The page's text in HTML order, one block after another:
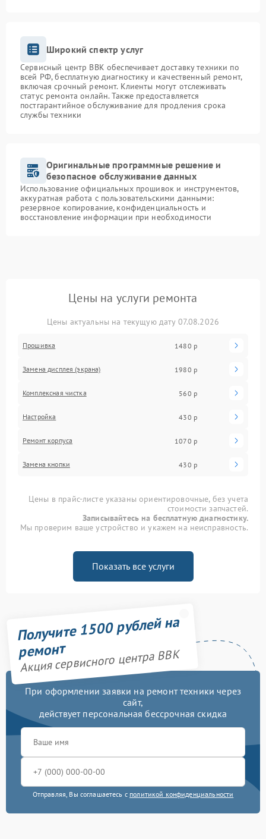
Широкий спектр услуг
Сервисный центр BBK обеспечивает доставку техники по
всей РФ, бесплатную диагностику и качественный ремонт,
включая срочный ремонт. Клиенты могут отслеживать
статус ремонта онлайн. Также предоставляется
постгарантийное обслуживание для продления срока
службы техники
Оригинальные программные решение и
безопасное обслуживание данных
Использование официальных прошивок и инструментов,
аккуратная работа с пользовательскими данными:
резервное копирование, конфиденциальность и
восстановление информации при необходимости
Цены на услуги ремонта
Цены актуальны на текущую дату 07.08.2026
Прошивка 1480 р
Замена дисплея (экрана) 1980 р
Комплексная чистка 560 р
Настройка 430 р
Ремонт корпуса 1070 р
Замена кнопки 430 р
Цены в прайс-листе указаны ориентировочные, без учета
стоимости запчастей.
Записывайтесь на бесплатную диагностику.
Мы проверим ваше устройство и укажем на неисправность.
Показать все услуги
Получите 1500 рублей на
ремонт
Акция сервисного центра BBK
При оформлении заявки на ремонт техники через
сайт,
действует персональная бессрочная скидка
Отправляя, Вы соглашаетесь с политикой конфиденциальности